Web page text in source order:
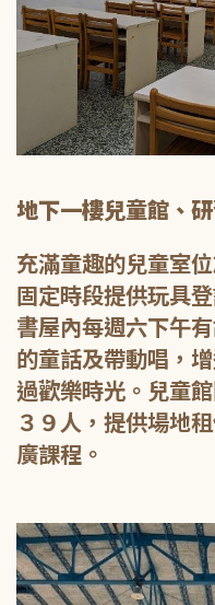
地下一樓兒童館、
充滿童趣的兒童室
固定時段提供玩具
書屋內每週六下午
的童話及帶動唱，
過歡樂時光。兒童
３９人，提供場地
廣課程。